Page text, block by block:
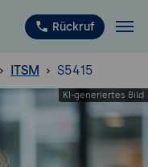
Rückruf
ITSM S5415